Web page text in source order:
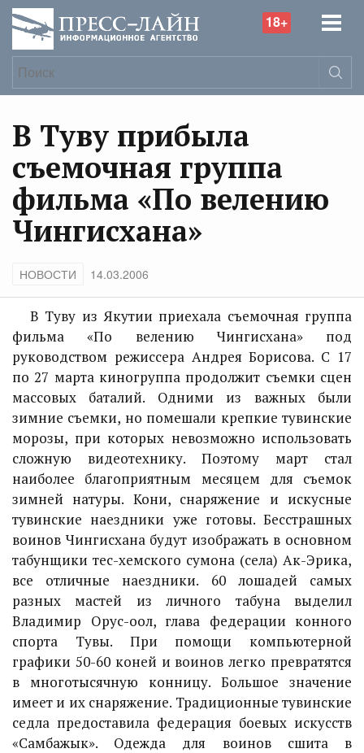
18+
В Туву прибыла
съемочная группа
фильма «По велению
Чингисхана»
НОВОСТИ 14.03.2006
В Туву из Якутии приехала съемочная группа
фильма «По велению Чингисхана» под
руководством режиссера Андрея Борисова. С 17
по 27 марта киногруппа продолжит съемки сцен
массовых баталий. Одними из важных были
зимние съемки, но помешали крепкие тувинские
морозы, при которых невозможно использовать
сложную видеотехнику. Поэтому март стал
наиболее благоприятным месяцем для съемок
зимней натуры. Кони, снаряжение и искусные
тувинские наездники уже готовы. Бесстрашных
воинов Чингисхана будут изображать в основном
табунщики тес-хемского сумона (села) Ак-Эрика,
все отличные наездники. 60 лошадей самых
разных мастей из личного табуна выделил
Владимир Орус-оол, глава федерации конного
спорта Тувы. При помощи компьютерной
графики 50-60 коней и воинов легко превратятся
в многотысячную конницу. Большое значение
имеет и их снаряжение. Традиционные тувинские
седла предоставила федерация боевых искусств
«Самбажык». Одежда для воинов сшита в